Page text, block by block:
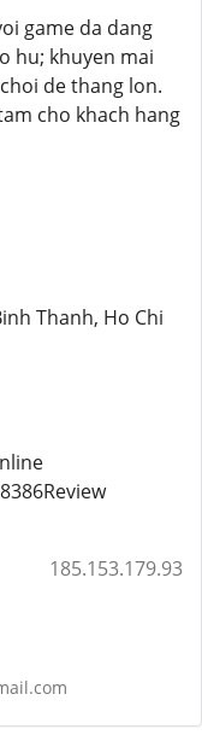
game da dang
hu; khuyen mai
de thang lon.
cho khach hang
Thanh, Ho Chi
185.153.179.93